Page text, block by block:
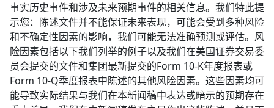
事实历史事件和涉及未来预期事件的相关信息。我们特此提
示您：陈述文件并不能保证未来表现，可能会受到多种风险
和不确定性因素的影响，我们可能无法准确预测或评估。风
险因素包括以下我们列举的例子以及我们在美国证券交易委
员会提交的文件和集团最新提交的Form 10-K年度报表或
Form 10-Q季度报表中陈述的其他风险因素。这些因素均可
能导致实际结果与我们在本新闻稿中表达或暗示的预期存在